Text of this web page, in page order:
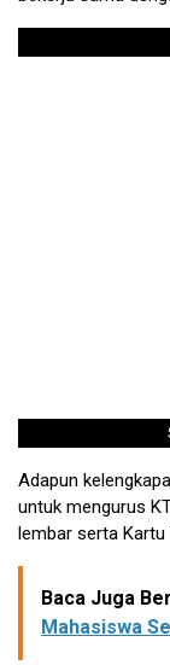
Adapun
untuk mengurus
lembar serta Kartu
Baca Juga
Mahasiswa